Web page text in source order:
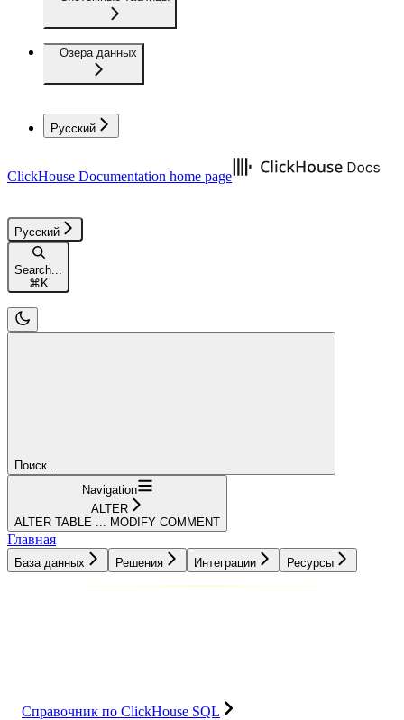
Озера данных
Русский
ClickHouse Documentation home page
Русский
Search...
⌘K
Поиск...
Navigation
ALTER
ALTER TABLE ... MODIFY COMMENT
Главная
База данных Решения Интеграции Ресурсы
Справочник по ClickHouse SQL